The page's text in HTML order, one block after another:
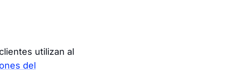
utilizan al
del